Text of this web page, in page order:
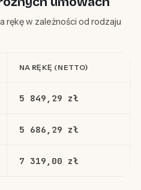
rękę w zależności od rodzaju
NA RĘKĘ (NETTO)
5 849,29 zł
5 686,29 zł
7 319,00 zł